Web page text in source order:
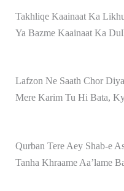
Takhliqe Kaainaat Ka
Ya Bazme Kaainaat Ka
Lafzon Ne Saath Chor
Mere Karim Tu Hi Bata,
Qurban Tere Aey Shab-e
Tanha Khraame Aa’lame